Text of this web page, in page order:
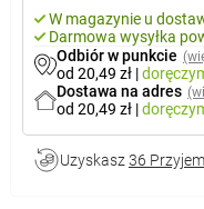
W magazynie u
Darmowa wysyłka
Odbiór w punkcie
od 20,49 zł |
Dostawa na adres
od 20,49 zł |
Uzyskasz 36